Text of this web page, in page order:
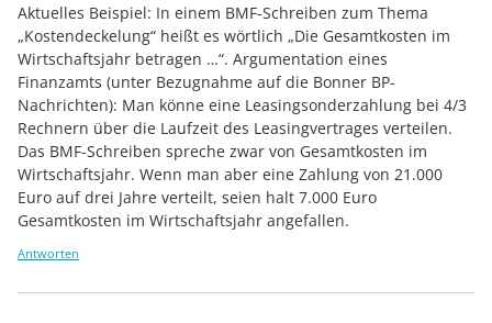
Aktuelles Beispiel: In einem BMF-Schreiben zum Thema
„Kostendeckelung“ heißt es wörtlich „Die Gesamtkosten im
Wirtschaftsjahr betragen …“. Argumentation eines
Finanzamts (unter Bezugnahme auf die Bonner BP-
Nachrichten): Man könne eine Leasingsonderzahlung bei 4/3
Rechnern über die Laufzeit des Leasingvertrages verteilen.
Das BMF-Schreiben spreche zwar von Gesamtkosten im
Wirtschaftsjahr. Wenn man aber eine Zahlung von 21.000
Euro auf drei Jahre verteilt, seien halt 7.000 Euro
Gesamtkosten im Wirtschaftsjahr angefallen.
Antworten